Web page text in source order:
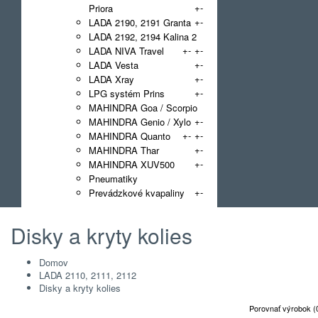
Priora
+-
LADA 2190, 2191 Granta +-
LADA 2192, 2194 Kalina 2
+-
LADA NIVA Travel +-
LADA Vesta
+-
LADA Xray
+-
LPG systém Prins
+-
MAHINDRA Goa / Scorpio
+-
MAHINDRA Genio / Xylo
+-
MAHINDRA Quanto +-
MAHINDRA Thar
+-
MAHINDRA XUV500
+-
Pneumatiky
Prevádzkové kvapaliny
+-
Disky a kryty kolies
Domov
LADA 2110, 2111, 2112
Disky a kryty kolies
Porovnať výrobok